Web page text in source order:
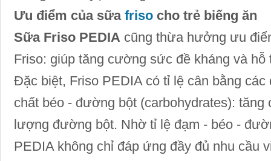
Ưu điểm của sữa friso cho trẻ biếng ăn
Sữa Friso PEDIA cũng thừa hưởng ưu
Friso: giúp tăng cường sức đề kháng và hỗ
Đặc biệt, Friso PEDIA có tỉ lệ cân bằng
chất béo - đường bột (carbohydrates):
lượng đường bột. Nhờ tỉ lệ đạm - béo -
PEDIA không chỉ đáp ứng đầy đủ nhu cầu